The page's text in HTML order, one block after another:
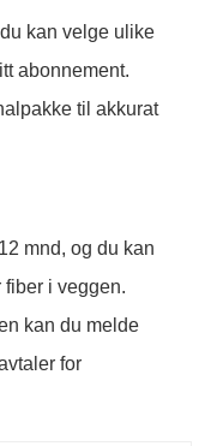
kan velge ulike
abonnement.
til akkurat
mnd, og du kan
fiber i veggen.
kan du melde
for